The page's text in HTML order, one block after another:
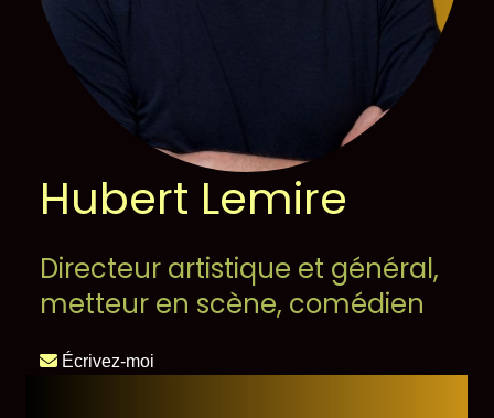
Hubert Lemire
Directeur artistique et général,
metteur en scène, comédien
Écrivez-moi